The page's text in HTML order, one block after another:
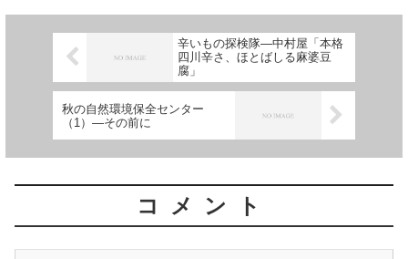
辛いもの探検隊―中村屋「本格
四川辛さ、ほとばしる麻婆豆
腐」
秋の自然環境保全センター
（1）―その前に
コメント